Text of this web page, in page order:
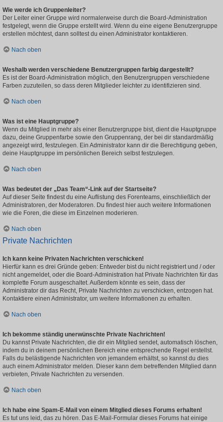
Wie werde ich Gruppenleiter?
Der Leiter einer Gruppe wird normalerweise durch die Board-Administration
festgelegt, wenn die Gruppe erstellt wird. Wenn du eine eigene Benutzergruppe
erstellen möchtest, dann solltest du einen Administrator kontaktieren.
Nach oben
Weshalb werden verschiedene Benutzergruppen farbig dargestellt?
Es ist der Board-Administration möglich, den Benutzergruppen verschiedene
Farben zuzuteilen, so dass deren Mitglieder leichter zu identifizieren sind.
Nach oben
Was ist eine Hauptgruppe?
Wenn du Mitglied in mehr als einer Benutzergruppe bist, dient die Hauptgruppe
dazu, deine Gruppenfarbe sowie den Gruppenrang, der bei dir standardmäßig
angezeigt wird, festzulegen. Ein Administrator kann dir die Berechtigung geben,
deine Hauptgruppe im persönlichen Bereich selbst festzulegen.
Nach oben
Was bedeutet der „Das Team“-Link auf der Startseite?
Auf dieser Seite findest du eine Auflistung des Forenteams, einschließlich der
Administratoren, der Moderatoren. Du findest hier auch weitere Informationen
wie die Foren, die diese im Einzelnen moderieren.
Nach oben
Private Nachrichten
Ich kann keine Privaten Nachrichten verschicken!
Hierfür kann es drei Gründe geben: Entweder bist du nicht registriert und / oder
nicht angemeldet, oder die Board-Administration hat Private Nachrichten für das
komplette Forum ausgeschaltet. Außerdem könnte es sein, dass der
Administrator dir das Recht, Private Nachrichten zu verschicken, entzogen hat.
Kontaktiere einen Administrator, um weitere Informationen zu erhalten.
Nach oben
Ich bekomme ständig unerwünschte Private Nachrichten!
Du kannst Private Nachrichten, die dir ein Mitglied sendet, automatisch löschen,
indem du in deinem persönlichen Bereich eine entsprechende Regel erstellst.
Falls du belästigende Nachrichten von jemandem erhältst, so kannst du dies
auch einem Administrator melden. Dieser kann dem betreffenden Mitglied dann
verbieten, Private Nachrichten zu versenden.
Nach oben
Ich habe eine Spam-E-Mail von einem Mitglied dieses Forums erhalten!
Es tut uns leid, das zu hören. Das E-Mail-Formular dieses Forums hat einige